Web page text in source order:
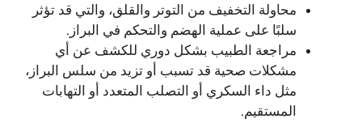
محاولة التخفيف من التوتر والقلق، والتي قد تؤثر
سلبًا على عملية الهضم والتحكم في البراز.
مراجعة الطبيب بشكل دوري للكشف عن أي
مشكلات صحية قد تسبب أو تزيد من سلس البراز،
مثل داء السكري أو التصلب المتعدد أو التهابات
المستقيم.